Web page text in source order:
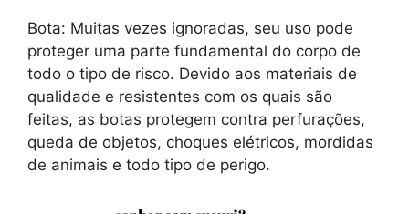
Bota: Muitas vezes ignoradas, seu uso pode
proteger uma parte fundamental do corpo de
todo o tipo de risco. Devido aos materiais de
qualidade e resistentes com os quais são
feitas, as botas protegem contra perfurações,
queda de objetos, choques elétricos, mordidas
de animais e todo tipo de perigo.